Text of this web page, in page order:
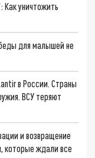
Как уничтожить
для малышей не
в России. Страны
ВСУ теряют
и возвращение
которые ждали все